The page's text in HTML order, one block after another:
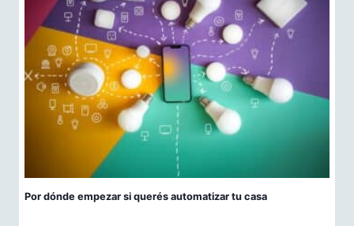
Por dónde empezar si querés automatizar tu casa